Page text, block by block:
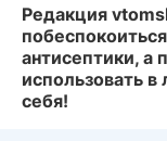
Редакция
антисептики, а
использовать
себя!